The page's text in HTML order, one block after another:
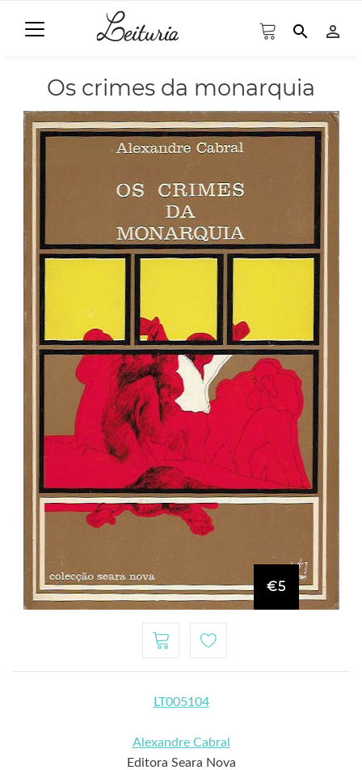
search person_outline
Os crimes da monarquia
€5
LT005104
Alexandre Cabral
Editora Seara Nova